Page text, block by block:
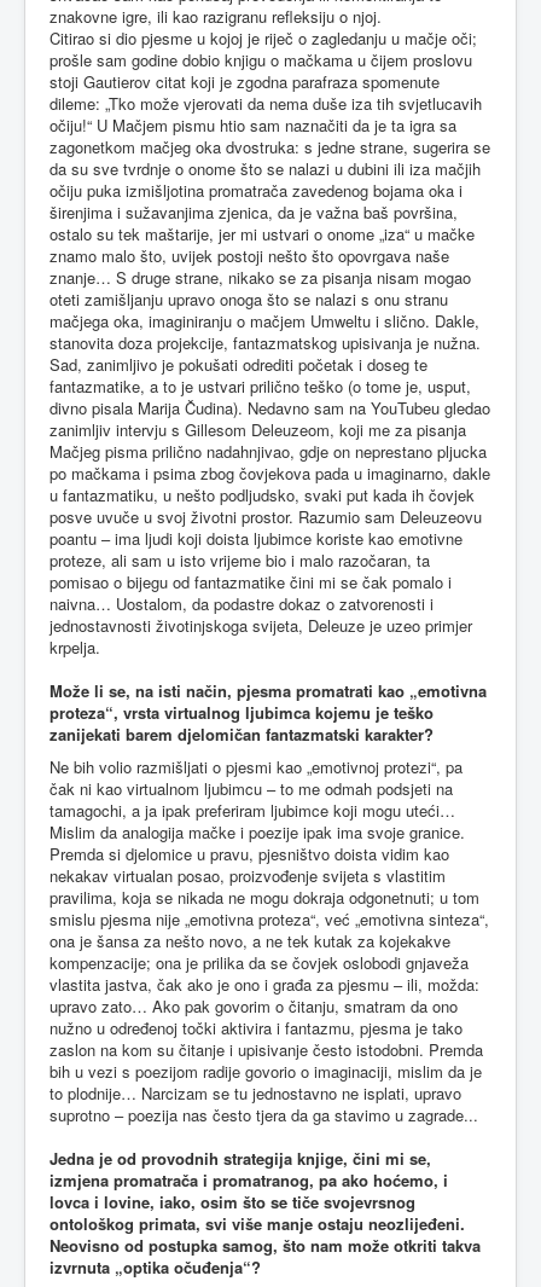
znakovne igre, ili kao razigranu refleksiju o njoj.
Citirao si dio pjesme u kojoj je riječ o zagledanju u mačje oči;
prošle sam godine dobio knjigu o mačkama u čijem proslovu
stoji Gautierov citat koji je zgodna parafraza spomenute
dileme: „Tko može vjerovati da nema duše iza tih svjetlucavih
očiju!“ U Mačjem pismu htio sam naznačiti da je ta igra sa
zagonetkom mačjeg oka dvostruka: s jedne strane, sugerira se
da su sve tvrdnje o onome što se nalazi u dubini ili iza mačjih
očiju puka izmišljotina promatrača zavedenog bojama oka i
širenjima i sužavanjima zjenica, da je važna baš površina,
ostalo su tek maštarije, jer mi ustvari o onome „iza“ u mačke
znamo malo što, uvijek postoji nešto što opovrgava naše
znanje… S druge strane, nikako se za pisanja nisam mogao
oteti zamišljanju upravo onoga što se nalazi s onu stranu
mačjega oka, imaginiranju o mačjem Umweltu i slično. Dakle,
stanovita doza projekcije, fantazmatskog upisivanja je nužna.
Sad, zanimljivo je pokušati odrediti početak i doseg te
fantazmatike, a to je ustvari prilično teško (o tome je, usput,
divno pisala Marija Čudina). Nedavno sam na YouTubeu gledao
zanimljiv intervju s Gillesom Deleuzeom, koji me za pisanja
Mačjeg pisma prilično nadahnjivao, gdje on neprestano pljucka
po mačkama i psima zbog čovjekova pada u imaginarno, dakle
u fantazmatiku, u nešto podljudsko, svaki put kada ih čovjek
posve uvuče u svoj životni prostor. Razumio sam Deleuzeovu
poantu – ima ljudi koji doista ljubimce koriste kao emotivne
proteze, ali sam u isto vrijeme bio i malo razočaran, ta
pomisao o bijegu od fantazmatike čini mi se čak pomalo i
naivna… Uostalom, da podastre dokaz o zatvorenosti i
jednostavnosti životinjskoga svijeta, Deleuze je uzeo primjer
krpelja.
Može li se, na isti način, pjesma promatrati kao „emotivna
proteza“, vrsta virtualnog ljubimca kojemu je teško
zanijekati barem djelomičan fantazmatski karakter?
Ne bih volio razmišljati o pjesmi kao „emotivnoj protezi“, pa
čak ni kao virtualnom ljubimcu – to me odmah podsjeti na
tamagochi, a ja ipak preferiram ljubimce koji mogu uteći…
Mislim da analogija mačke i poezije ipak ima svoje granice.
Premda si djelomice u pravu, pjesništvo doista vidim kao
nekakav virtualan posao, proizvođenje svijeta s vlastitim
pravilima, koja se nikada ne mogu dokraja odgonetnuti; u tom
smislu pjesma nije „emotivna proteza“, već „emotivna sinteza“,
ona je šansa za nešto novo, a ne tek kutak za kojekakve
kompenzacije; ona je prilika da se čovjek oslobodi gnjaveža
vlastita jastva, čak ako je ono i građa za pjesmu – ili, možda:
upravo zato… Ako pak govorim o čitanju, smatram da ono
nužno u određenoj točki aktivira i fantazmu, pjesma je tako
zaslon na kom su čitanje i upisivanje često istodobni. Premda
bih u vezi s poezijom radije govorio o imaginaciji, mislim da je
to plodnije… Narcizam se tu jednostavno ne isplati, upravo
suprotno – poezija nas često tjera da ga stavimo u zagrade...
Jedna je od provodnih strategija knjige, čini mi se,
izmjena promatrača i promatranog, pa ako hoćemo, i
lovca i lovine, iako, osim što se tiče svojevrsnog
ontološkog primata, svi više manje ostaju neozlijeđeni.
Neovisno od postupka samog, što nam može otkriti takva
izvrnuta „optika očuđenja“?